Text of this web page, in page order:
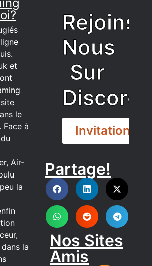
et
le
Face à
Air-
la
la
Rejoins
Nous
Sur
Discord
Invitation
DISCORD
Partage!
Nos Sites
Amis